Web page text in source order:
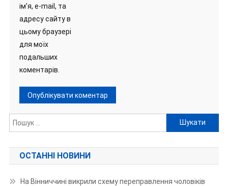
ім'я, e-mail, та
адресу сайту в
цьому браузері
для моїх
подальших
коментарів.
Пошук:
ОСТАННІ НОВИНИ
На Вінниччині викрили схему переправлення чоловіків